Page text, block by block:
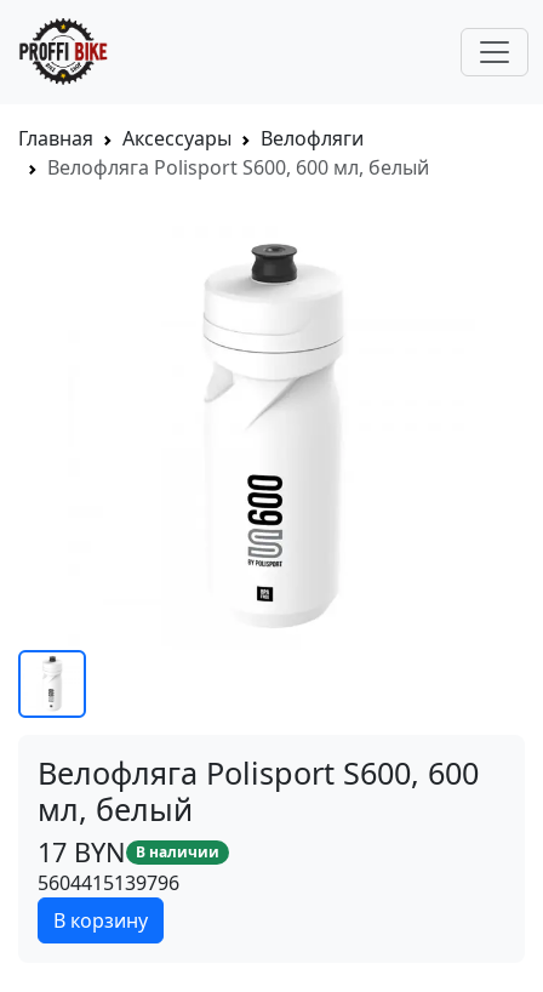
Главная Аксессуары
Велофляги
Велофляга Polisport S600, 600 мл, белый
Велофляга Polisport S600, 600
мл, белый
17 BYN В наличии
5604415139796
В корзину